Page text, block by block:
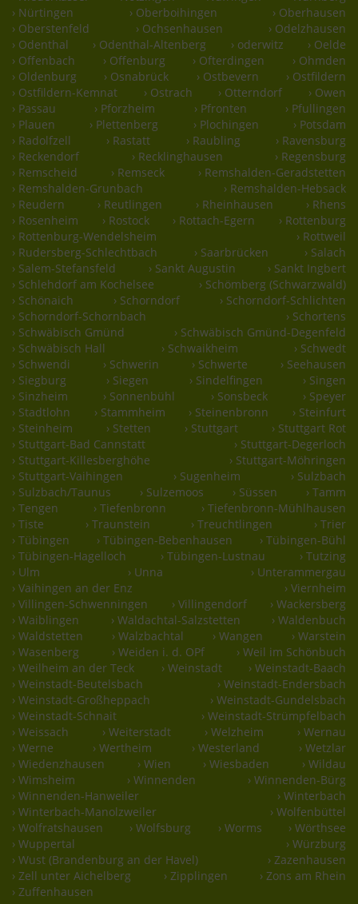
› Nürtingen
› Oberboihingen
› Oberhausen
› Oberstenfeld
› Ochsenhausen
› Odelzhausen
› Odenthal
› Odenthal-Altenberg › oderwitz
› Oelde
› Offenbach
› Offenburg › Ofterdingen
› Ohmden
› Oldenburg
› Osnabrück › Ostbevern
› Ostfildern
› Ostfildern-Kemnat
› Ostrach › Otterndorf
› Owen
› Passau
› Pforzheim › Pfronten
› Pfullingen
› Plauen
› Plettenberg › Plochingen
› Potsdam
› Radolfzell
› Rastatt › Raubling
› Ravensburg
› Reckendorf
› Recklinghausen
› Regensburg
› Remscheid
› Remseck
› Remshalden-Geradstetten
› Remshalden-Grunbach
› Remshalden-Hebsack
› Reudern
› Reutlingen › Rheinhausen
› Rhens
› Rosenheim
› Rostock › Rottach-Egern
› Rottenburg
› Rottenburg-Wendelsheim
› Rottweil
› Rudersberg-Schlechtbach
› Saarbrücken
› Salach
› Salem-Stefansfeld
› Sankt Augustin
› Sankt Ingbert
› Schlehdorf am Kochelsee
› Schömberg (Schwarzwald)
› Schönaich
› Schorndorf
› Schorndorf-Schlichten
› Schorndorf-Schornbach
› Schortens
› Schwäbisch Gmünd
› Schwäbisch Gmünd-Degenfeld
› Schwäbisch Hall
› Schwaikheim
› Schwedt
› Schwendi
› Schwerin › Schwerte
› Seehausen
› Siegburg
› Siegen › Sindelfingen
› Singen
› Sinzheim
› Sonnenbühl › Sonsbeck
› Speyer
› Stadtlohn
› Stammheim › Steinenbronn
› Steinfurt
› Steinheim
› Stetten › Stuttgart
› Stuttgart Rot
› Stuttgart-Bad Cannstatt
› Stuttgart-Degerloch
› Stuttgart-Killesberghöhe
› Stuttgart-Möhringen
› Stuttgart-Vaihingen
› Sugenheim
› Sulzbach
› Sulzbach/Taunus
› Sulzemoos › Süssen
› Tamm
› Tengen
› Tiefenbronn
› Tiefenbronn-Mühlhausen
› Tiste
› Traunstein › Treuchtlingen
› Trier
› Tübingen
› Tübingen-Bebenhausen
› Tübingen-Bühl
› Tübingen-Hagelloch
› Tübingen-Lustnau
› Tutzing
› Ulm
› Unna
› Unterammergau
› Vaihingen an der Enz
› Viernheim
› Villingen-Schwenningen
› Villingendorf
› Wackersberg
› Waiblingen
› Waldachtal-Salzstetten
› Waldenbuch
› Waldstetten
› Walzbachtal › Wangen
› Warstein
› Wasenberg
› Weiden i. d. OPf
› Weil im Schönbuch
› Weilheim an der Teck
› Weinstadt
› Weinstadt-Baach
› Weinstadt-Beutelsbach
› Weinstadt-Endersbach
› Weinstadt-Großheppach
› Weinstadt-Gundelsbach
› Weinstadt-Schnait
› Weinstadt-Strümpfelbach
› Weissach
› Weiterstadt › Welzheim
› Wernau
› Werne
› Wertheim › Westerland
› Wetzlar
› Wiedenzhausen
› Wien › Wiesbaden
› Wildau
› Wimsheim
› Winnenden
› Winnenden-Bürg
› Winnenden-Hanweiler
› Winterbach
› Winterbach-Manolzweiler
› Wolfenbüttel
› Wolfratshausen
› Wolfsburg › Worms
› Wörthsee
› Wuppertal
› Würzburg
› Wust (Brandenburg an der Havel)
› Zazenhausen
› Zell unter Aichelberg
› Zipplingen
› Zons am Rhein
› Zuffenhausen